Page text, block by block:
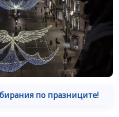
по празниците!